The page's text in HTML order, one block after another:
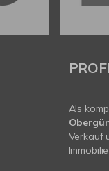
Als
Verkauf